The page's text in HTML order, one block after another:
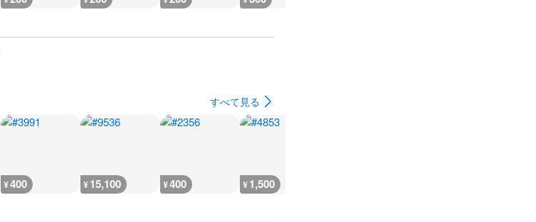
すべて見る
¥400 ¥15,100 ¥400 ¥1,500